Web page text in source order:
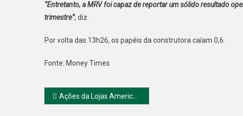
“Entretanto, a MRV foi capaz de reportar um sólido resultado
trimestre”, diz.
Por volta das 13h26, os papéis da construtora caíam 0,6.
Fonte: Money Times
Navegação
Ações da Lojas Americanas podem na segunda-feira, entenda os porquês…